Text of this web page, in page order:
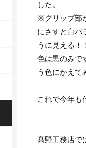
した。
※グリップ部
にさすと白バ
うに見える！
色は黒のみで
う色にかえて
これで今年も
髙野工務店で